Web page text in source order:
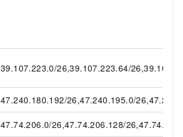
39.107.223.0/26,39.107.223.64/
47.240.180.192/26,47.240.195.0/
47.74.206.0/26,47.74.206.128/